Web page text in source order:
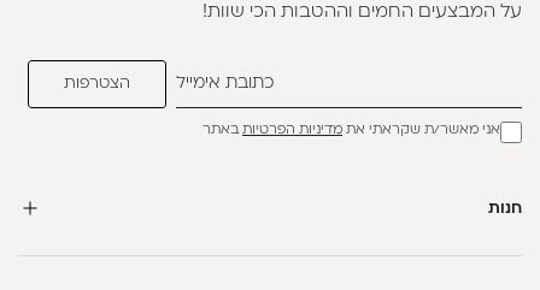
על המבצעים החמים וההטבות הכי שוות!
אני מאשר/ת שקראתי את מדיניות הפרטיותבאתר
חנות